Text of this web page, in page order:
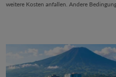
weitere Kosten anfallen. Andere